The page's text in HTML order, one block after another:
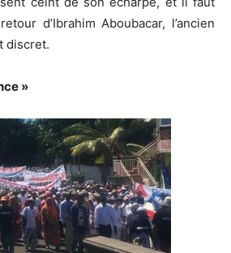
d’Ibrahim Aboubacar, l’ancien
discret.
»